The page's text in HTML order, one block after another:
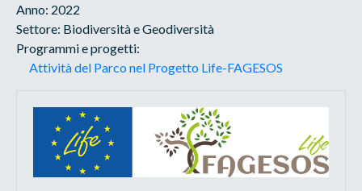
Anno: 2022
Settore: Biodiversità e Geodiversità
Programmi e progetti:
Attività del Parco nel Progetto Life-FAGESOS